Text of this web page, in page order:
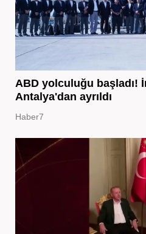
ABD yolculuğu başladı!
Antalya'dan ayrıldı
Haber7